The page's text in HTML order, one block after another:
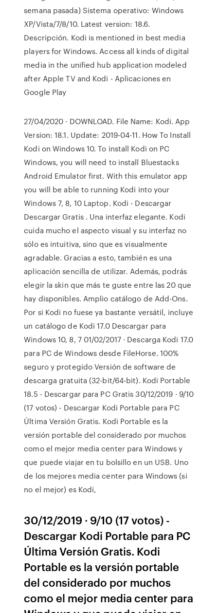
semana pasada) Sistema operativo: Windows
XP/Vista/7/8/10. Latest version: 18.6.
Descripción. Kodi is mentioned in best media
players for Windows. Access all kinds of digital
media in the unified hub application modeled
after Apple TV and Kodi - Aplicaciones en
Google Play
27/04/2020 · DOWNLOAD. File Name: Kodi. App
Version: 18.1. Update: 2019-04-11. How To Install
Kodi on Windows 10. To install Kodi on PC
Windows, you will need to install Bluestacks
Android Emulator first. With this emulator app
you will be able to running Kodi into your
Windows 7, 8, 10 Laptop. Kodi - Descargar
Descargar Gratis . Una interfaz elegante. Kodi
cuida mucho el aspecto visual y su interfaz no
sólo es intuitiva, sino que es visualmente
agradable. Gracias a esto, también es una
aplicación sencilla de utilizar. Además, podrás
elegir la skin que más te guste entre las 20 que
hay disponibles. Amplio catálogo de Add-Ons.
Por si Kodi no fuese ya bastante versátil, incluye
un catálogo de Kodi 17.0 Descargar para
Windows 10, 8, 7 01/02/2017 · Descarga Kodi 17.0
para PC de Windows desde FileHorse. 100%
seguro y protegido Versión de software de
descarga gratuita (32-bit/64-bit). Kodi Portable
18.5 - Descargar para PC Gratis 30/12/2019 · 9/10
(17 votos) - Descargar Kodi Portable para PC
Última Versión Gratis. Kodi Portable es la
versión portable del considerado por muchos
como el mejor media center para Windows y
que puede viajar en tu bolsillo en un USB. Uno
de los mejores media center para Windows (si
no el mejor) es Kodi,
30/12/2019 · 9/10 (17 votos) -
Descargar Kodi Portable para PC
Última Versión Gratis. Kodi
Portable es la versión portable
del considerado por muchos
como el mejor media center para